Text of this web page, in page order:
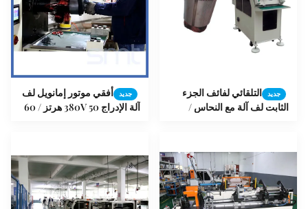
جديد
التلقائي لفائف الجزء
الثابت لف آلة مع النحاس /
جديد
أفقي موتور إمانويل لف
آلة الإدراج 380V 50 هرتز / 60